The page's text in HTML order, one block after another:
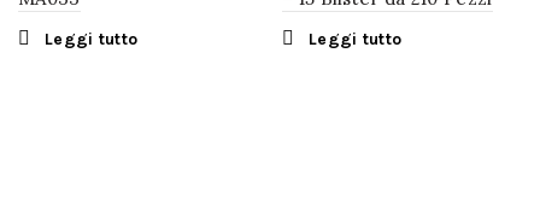
Leggi tutto Leggi tutto